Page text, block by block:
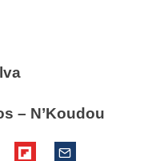
– N’Koudou